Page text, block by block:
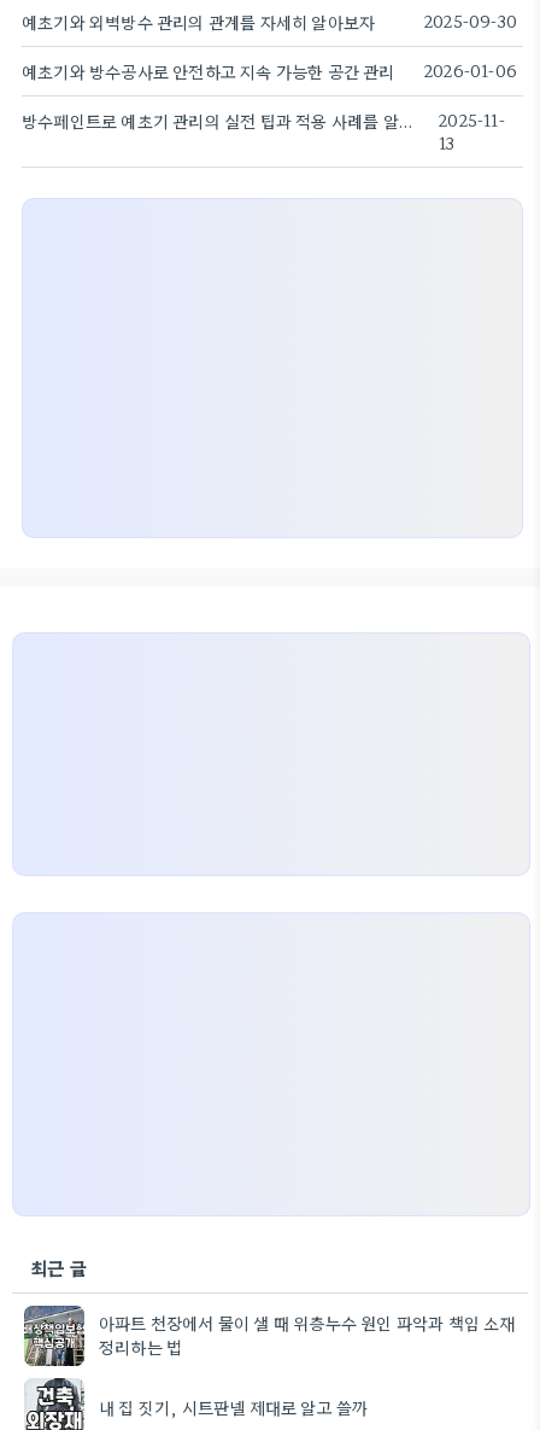
예초기와 외벽방수 관리의 관계를 자세히 알아보자 2025-09-30
예초기와 방수공사로 안전하고 지속 가능한 공간 관리 2026-01-06
방수페인트로 예초기 관리의 실전 팁과 적용 사례를 알아보자
2025-11-
13
최근 글
아파트 천장에서 물이 샐 때 위층누수 원인 파악과 책임 소재
정리하는 법
내 집 짓기, 시트판넬 제대로 알고 쓸까